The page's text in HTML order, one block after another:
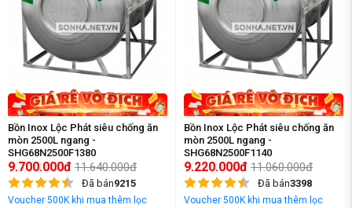
Bồn Inox Lộc Phát siêu chống ăn
mòn 2500L ngang -
SHG68N2500F1380
9.700.000đ 11.640.000đ
Đã bán9215
Voucher 500K khi mua thêm lọc
Bồn Inox Lộc Phát siêu chống ăn
mòn 2500L ngang -
SHG68N2500F1140
9.220.000đ 11.060.000đ
Đã bán3398
Voucher 500K khi mua thêm lọc